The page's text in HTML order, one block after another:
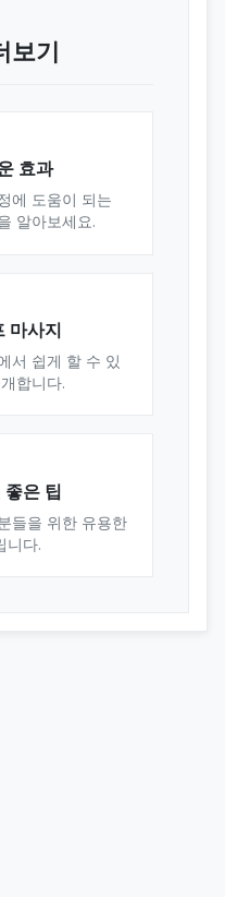
보기
효과
에 도움이 되는
알아보세요.
마사지
서 쉽게 할 수 있
합니다.
은 팁
들을 위한 유용한
니다.